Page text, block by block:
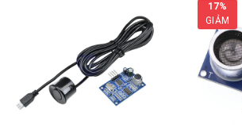
17%
GIẢM